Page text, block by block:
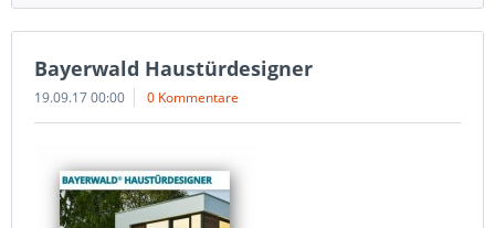
Bayerwald Haustürdesigner
19.09.17 00:00 0 Kommentare